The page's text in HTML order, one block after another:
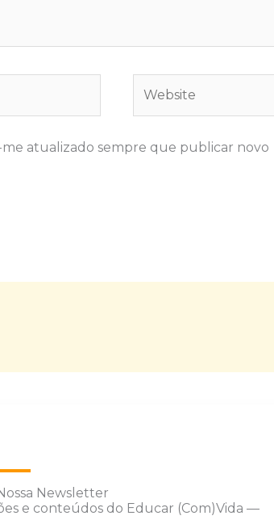
atualizado sempre que publicar novo
Newsletter
e conteúdos do Educar (Com)Vida —